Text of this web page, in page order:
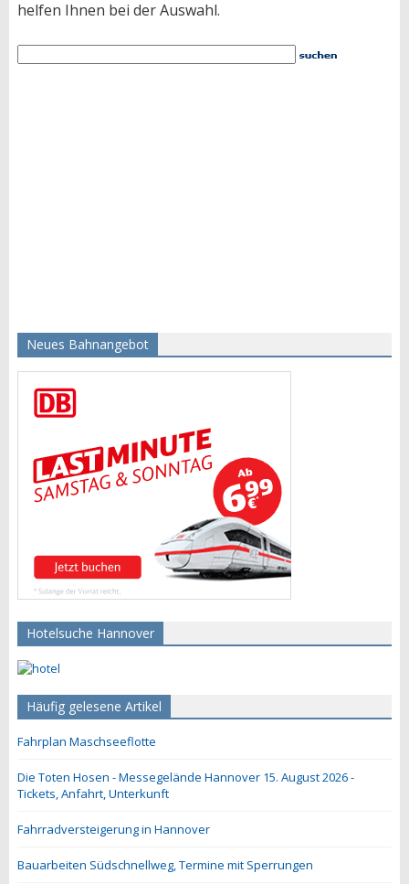
helfen Ihnen bei der Auswahl.
Neues Bahnangebot
Hotelsuche Hannover
Häufig gelesene Artikel
Fahrplan Maschseeflotte
Die Toten Hosen - Messegelände Hannover 15. August 2026 -
Tickets, Anfahrt, Unterkunft
Fahrradversteigerung in Hannover
Bauarbeiten Südschnellweg, Termine mit Sperrungen